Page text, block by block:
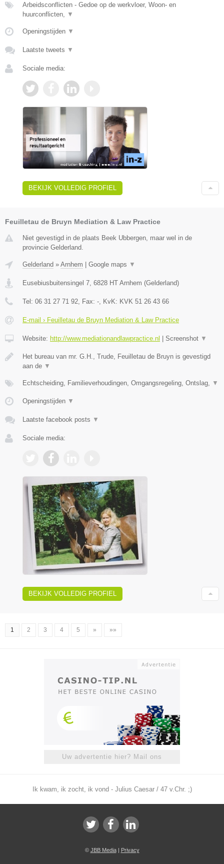
Arbeidsconflicten - Gedoe op de werkvloer, Woon- en
huurconflicten,
▼
Openingstijden ▼
Laatste tweets ▼
Sociale media:
BEKIJK VOLLEDIG PROFIEL
Feuilletau de Bruyn Mediation & Law Practice
Niet gevestigd in de plaats Beek Ubbergen, maar wel in de
provincie Gelderland.
Gelderland » Arnhem Google maps ▼
Eusebiusbuitensingel 7 6828 HT Arnhem (Gelderland)
Tel: 06 31 27 71 92 , Fax: - , KvK: KVK 51 26 43 66
E-mail › Feuilletau de Bruyn Mediation & Law Practice
Website: http://www.mediationandlawpractice.nl Screenshot ▼
Het bureau van mr. G.H., Trude, Feuilletau de Bruyn is gevestigd
aan de ▼
Echtscheiding, Familieverhoudingen, Omgangsregeling, Ontslag, ▼
Openingstijden ▼
Laatste facebook posts ▼
Sociale media:
BEKIJK VOLLEDIG PROFIEL
1 2 3 4 5 » »»
Uw advertentie hier? Mail ons
Ik kwam, ik zocht, ik vond - Julius Caesar / 47 v.Chr. ;)
© JBB Media| Privacy